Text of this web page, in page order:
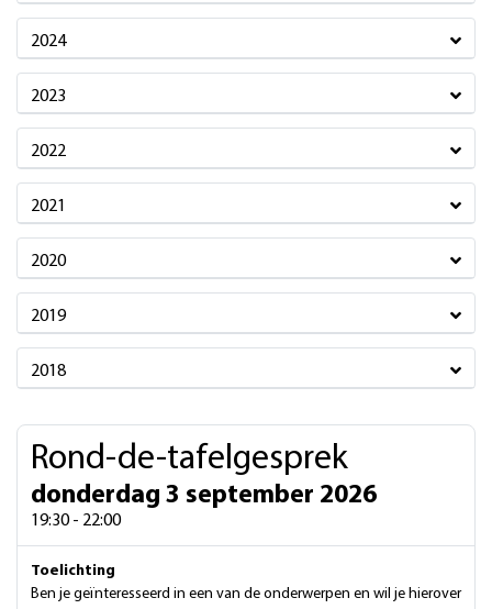
2024
2023
2022
2021
2020
2019
2018
Rond-de-tafelgesprek
donderdag 3 september 2026
19:30 - 22:00
Toelichting
Ben je geïnteresseerd in een van de onderwerpen en wil je hierover